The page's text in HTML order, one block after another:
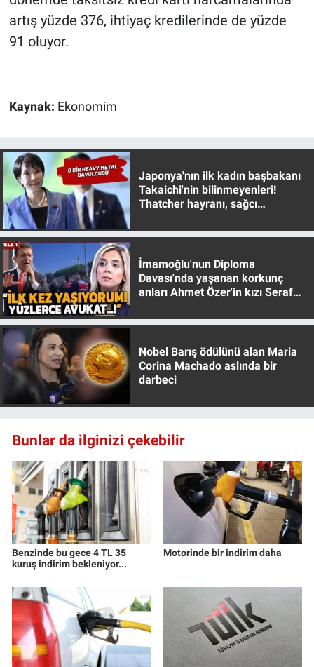
artış yüzde 376, ihtiyaç kredilerinde de yüzde
91 oluyor.
Kaynak: Ekonomim
Japonya'nın ilk kadın başbakanı
Takaichi'nin bilinmeyenleri!
Thatcher hayranı, sağcı
İmamoğlu'nun Diploma
Davası'nda yaşanan korkunç
anları Ahmet Özer'in kızı Seraf
Nobel Barış ödülünü alan Maria
Corina Machado aslında bir
darbeci
Bunlar da ilginizi çekebilir
Benzinde bu gece 4 TL 35
kuruş indirim bekleniyor...
Motorinde bir indirim daha